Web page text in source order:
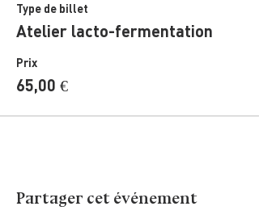
Type de billet
Atelier lacto-fermentation
Prix
65,00 €
Partager cet événement